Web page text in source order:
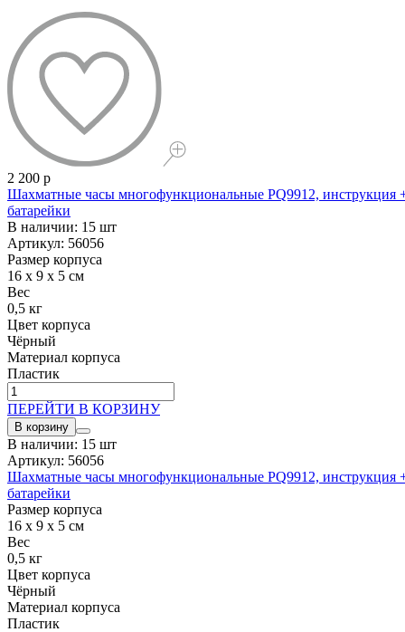
2 200 р
Шахматные часы многофункциональные PQ9912, инструкция
батарейки
В наличии: 15 шт
Артикул: 56056
Размер корпуса
16 x 9 x 5 см
Вес
0,5 кг
Цвет корпуса
Чёрный
Материал корпуса
Пластик
ПЕРЕЙТИ В КОРЗИНУ
В корзину
В наличии: 15 шт
Артикул: 56056
Шахматные часы многофункциональные PQ9912, инструкция
батарейки
Размер корпуса
16 x 9 x 5 см
Вес
0,5 кг
Цвет корпуса
Чёрный
Материал корпуса
Пластик